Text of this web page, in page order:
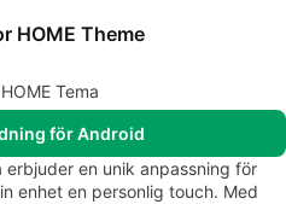
HOME Theme
Tema
för Android
erbjuder en unik anpassning för
enhet en personlig touch. Med